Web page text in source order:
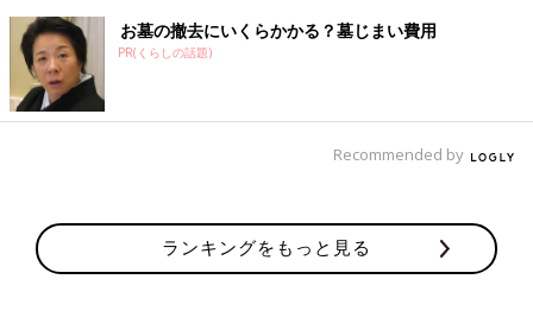
お墓の撤去にいくらかかる？墓じまい費用
PR(くらしの話題)
Recommended by
ランキングをもっと見る